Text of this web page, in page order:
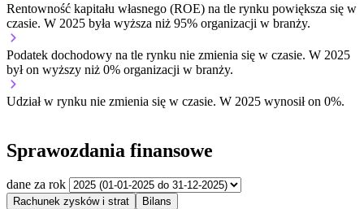
Rentowność kapitału własnego (ROE) na tle rynku powiększa się w
czasie. W 2025 była wyższa niż 95% organizacji w branży.
Podatek dochodowy na tle rynku nie zmienia się w czasie. W 2025
był on wyższy niż 0% organizacji w branży.
Udział w rynku nie zmienia się w czasie. W 2025 wynosił on 0%.
Sprawozdania finansowe
dane za rok
Rachunek zysków i strat Bilans